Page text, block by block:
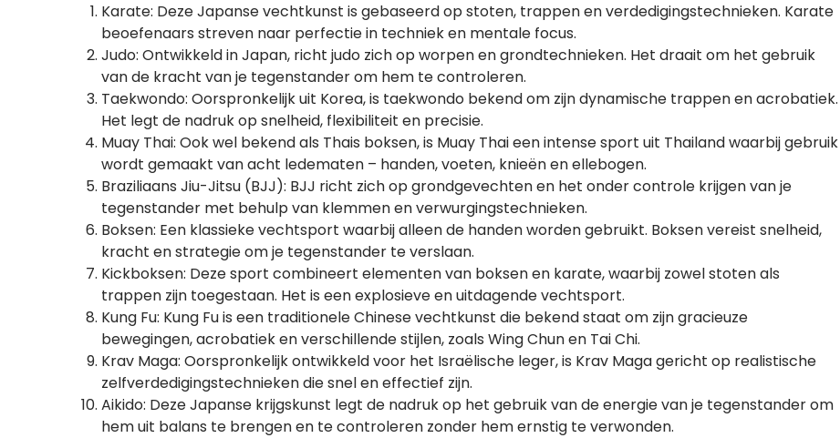
Karate: Deze Japanse vechtkunst is gebaseerd op stoten, trappen en verdedigingstechnieken. Karate
beoefenaars streven naar perfectie in techniek en mentale focus.
Judo: Ontwikkeld in Japan, richt judo zich op worpen en grondtechnieken. Het draait om het gebruik
van de kracht van je tegenstander om hem te controleren.
Taekwondo: Oorspronkelijk uit Korea, is taekwondo bekend om zijn dynamische trappen en acrobatiek.
Het legt de nadruk op snelheid, flexibiliteit en precisie.
Muay Thai: Ook wel bekend als Thais boksen, is Muay Thai een intense sport uit Thailand waarbij gebruik
wordt gemaakt van acht ledematen – handen, voeten, knieën en ellebogen.
Braziliaans Jiu-Jitsu (BJJ): BJJ richt zich op grondgevechten en het onder controle krijgen van je
tegenstander met behulp van klemmen en verwurgingstechnieken.
Boksen: Een klassieke vechtsport waarbij alleen de handen worden gebruikt. Boksen vereist snelheid,
kracht en strategie om je tegenstander te verslaan.
Kickboksen: Deze sport combineert elementen van boksen en karate, waarbij zowel stoten als
trappen zijn toegestaan. Het is een explosieve en uitdagende vechtsport.
Kung Fu: Kung Fu is een traditionele Chinese vechtkunst die bekend staat om zijn gracieuze
bewegingen, acrobatiek en verschillende stijlen, zoals Wing Chun en Tai Chi.
Krav Maga: Oorspronkelijk ontwikkeld voor het Israëlische leger, is Krav Maga gericht op realistische
zelfverdedigingstechnieken die snel en effectief zijn.
Aikido: Deze Japanse krijgskunst legt de nadruk op het gebruik van de energie van je tegenstander om
hem uit balans te brengen en te controleren zonder hem ernstig te verwonden.